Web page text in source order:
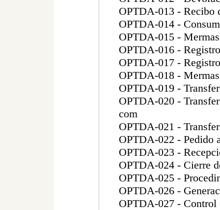
OPTDA-013 - Recibo
OPTDA-014 -
OPTDA-015 -
OPTDA-016 -
OPTDA-017 -
OPTDA-018 -
OPTDA-019 -
OPTDA-020 -
com
OPTDA-021 -
OPTDA-022 - Pedido
OPTDA-023 -
OPTDA-024 - Cierre
OPTDA-025 -
OPTDA-026 -
OPTDA-027 - Control